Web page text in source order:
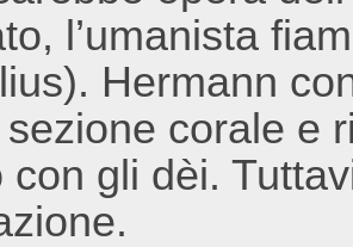
l’umanista
Hermann
corale e
con gli dèi.